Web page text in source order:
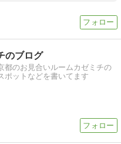
のブログ
都のお見合いルームカゼミチの
ポットなどを書いてます